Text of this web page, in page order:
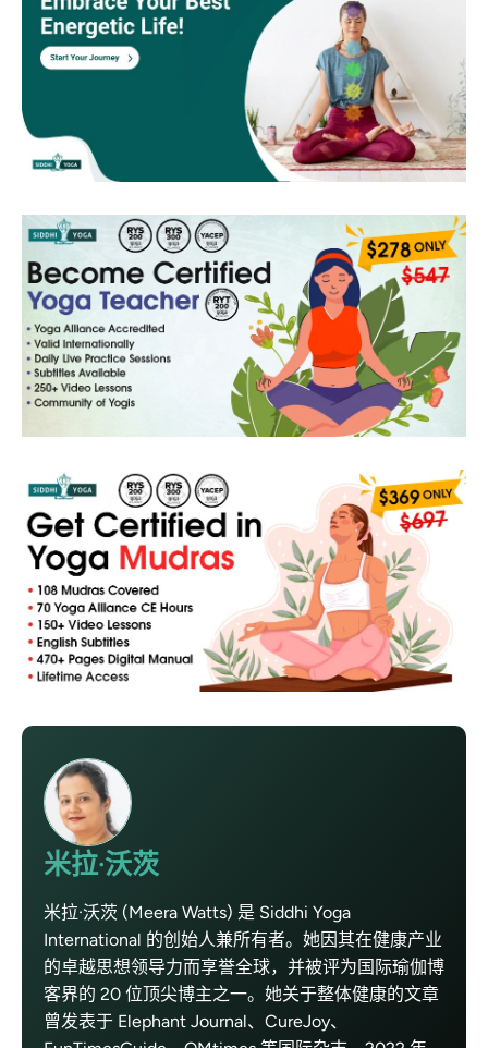
米拉·沃茨
米拉·沃茨 (Meera Watts) 是 Siddhi Yoga
International 的创始人兼所有者。她因其在健康产业
的卓越思想领导力而享誉全球，并被评为国际瑜伽博
客界的 20 位顶尖博主之一。她关于整体健康的文章
曾发表于 Elephant Journal、CureJoy、